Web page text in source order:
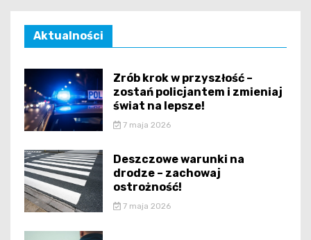
Aktualności
Zrób krok w przyszłość –
zostań policjantem i zmieniaj
świat na lepsze!
7 maja 2026
Deszczowe warunki na
drodze – zachowaj
ostrożność!
7 maja 2026